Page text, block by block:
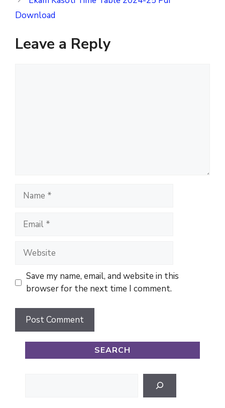
Download
Leave a Reply
Name
Email
Website
Save my name, email, and website in this
browser for the next time I comment.
SEARCH